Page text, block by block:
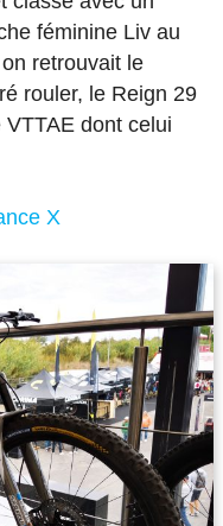
féminine Liv au
retrouvait le
rouler, le Reign 29
dont celui
X